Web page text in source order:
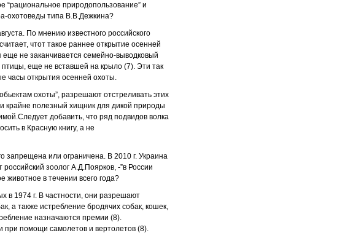
“рациональное природопользование” и
охотоведы типа В.В.Дежкина?
По мнению известного российского
чтот такое раннее открытие осенней
еще не заканчивается семейно-выводковый
еще не вставшей на крыло (7). Эти так
часы открытия осенней охоты.
охоты”, разрешают отстреливать этих
крайне полезный хищник для дикой природы
добавить, что ряд подвидов волка
в Красную книгу, а не
запрещена или ограничена. В 2010 г. Украина
зоолог А.Д.Поярков, -”в России
животное в течении всего года?
в 1974 г. В частности, они разрешают
а также истребление бродячих собак, кошек,
назначаются премии (8).
при помощи самолетов и вертолетов (8).